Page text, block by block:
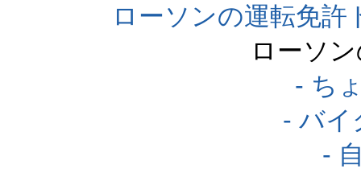
ローソンの運転免
ローソ
- ち
- バイ
-